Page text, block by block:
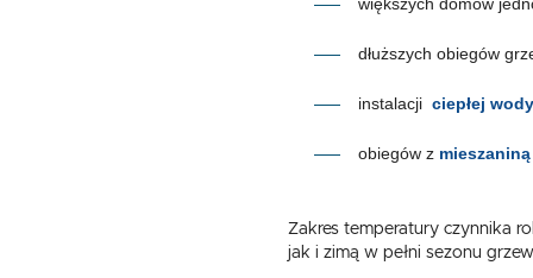
większych domów
dłuższych obiegów
instalacji ciepłej
obiegów z
Zakres temperatury czynnika
jak i zimą w pełni sezonu